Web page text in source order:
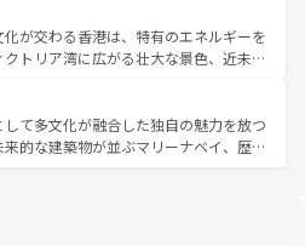
ンミー、ベトナムコーヒーなどは、ぜ
。どの地域を訪れてもあたたかい人々
れるので、きっと忘れられない旅にな
る。北部ではチェンマイなどの山岳地
、南部ではプーケットやクラビの美し
気分を楽しむことができる。タイ料理
中温暖で、どの季節にも異なる楽しみ
みやすいタイの人々、仏教を中心とし
な観光資源が、訪れる旅人を魅了し続
が交わる香港は、特有のエネルギーを
トリア湾に広がる壮大な景色、近未来
感動するはず。観光スポットが密集し
どころを回れるのも魅力。息をのむよ
な体験まで、香港を存分に楽しみ尽く
て多文化が融合した独自の魅力を放つ
的な建築物が並ぶマリーナベイ、歴史